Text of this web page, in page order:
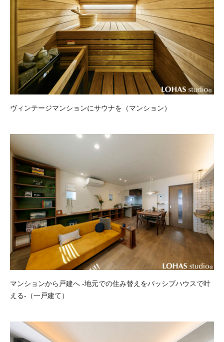
ヴィンテージマンションにサウナを（マンション）
マンションから戸建へ -地元での住み替えをパッシブハウスで叶
える-（一戸建て）